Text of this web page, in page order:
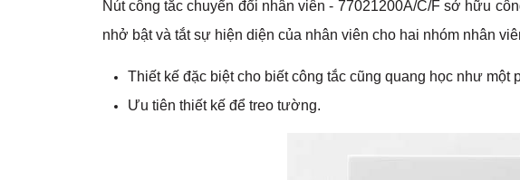
Nút công tắc chuyển đổi nhân viên - 77021200A/C/F sở hữu
nhở bật và tắt sự hiện diện của nhân viên cho hai nhóm nhân
Thiết kế đặc biệt cho biết công tắc cũng quang học như một
Ưu tiên thiết kế để treo tường.